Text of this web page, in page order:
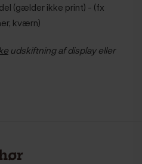
(gælder ikke print) - (fx
kværn)
udskiftning af display eller